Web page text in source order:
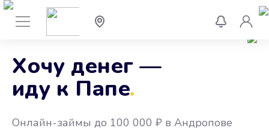
Хочу денег —
иду к Папе
.
Онлайн-займы до 100 000 ₽ в Андропове